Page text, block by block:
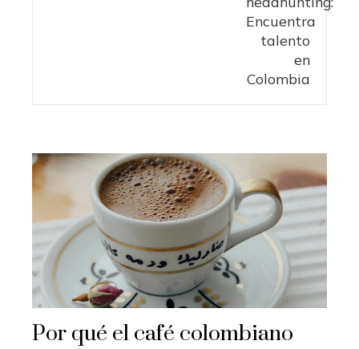
Por qué el café colombiano